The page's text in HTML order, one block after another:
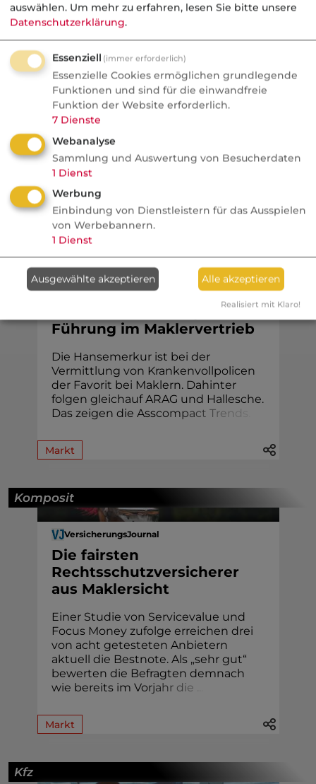
Nachrichten
Sorgen um Deutschlands
Kreditwürdigkeit
Die Bundesrepublik gehört zu den rund
einem Dutzend Staaten weltweit, denen
die Ratingagenturen mit der Bestnote
AAA höchste Zahlungsfähigkeit
bescheinigen. Diese Einstufung könnte
jetzt ...
KV
VersicherungsJournal
PKV Voll: Mehrkampf um die
Führung im Maklervertrieb
Die Hansemerkur ist bei der
Vermittlung von Krankenvollpolicen
der Favorit bei Maklern. Dahinter
folgen gleichauf ARAG und Hallesche.
Das zeigen die Asscompact Trend
Markt
Komposit
VersicherungsJournal
Die fairsten
Rechtsschutzversicherer
aus Maklersicht
Einer Studie von Servicevalue und
Focus Money zufolge erreichen drei
von acht getesteten Anbietern
aktuell die Bestnote. Als „sehr gut“
bewerten die Befragten demnach
wie bereits im Vorjahr die
Markt
Kfz
auswählen. Um mehr zu erfahren, lesen Sie bitte unsere
Datenschutzerklärung.
Essenziell (immer erforderlich)
Essenzielle Cookies ermöglichen grundlegende
Funktionen und sind für die einwandfreie
Funktion der Website erforderlich.
7 Dienste
Webanalyse
Sammlung und Auswertung von Besucherdaten
1 Dienst
Werbung
Einbindung von Dienstleistern für das Ausspielen
von Werbebannern.
1 Dienst
Ausgewählte akzeptieren Alle akzeptieren
Realisiert mit Klaro!